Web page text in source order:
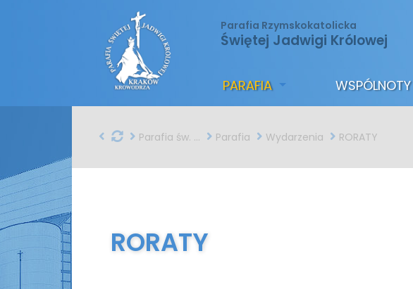
Parafia Rzymskokatolicka
Świętej Jadwigi Królowej
PARAFIA WSPÓLNOTY
Parafia św. Jadwigi w Krakowie Parafia Wydarzenia RORATY
RORATY